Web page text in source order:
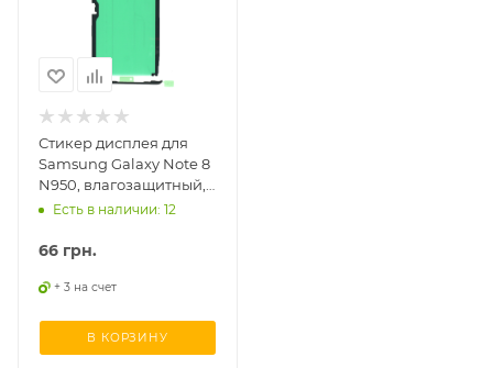
Стикер дисплея для
Samsung Galaxy Note 8
N950, влагозащитный,
комплект
Есть в наличии: 12
66 грн.
+ 3 на счет
В КОРЗИНУ